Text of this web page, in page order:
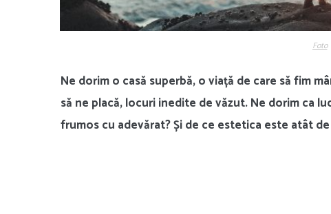
Foto
Ne dorim o casă superbă, o viață de care să fim
să ne placă, locuri inedite de văzut. Ne dorim ca
frumos cu adevărat? Și de ce estetica este atât